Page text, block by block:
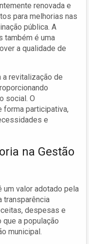
renovada e
para melhorias nas
pública. A
também é uma
a qualidade de
a revitalização de
social. O
forma participativa,
e
na Gestão
um valor adotado pela
transparência
despesas e
a população
municipal.